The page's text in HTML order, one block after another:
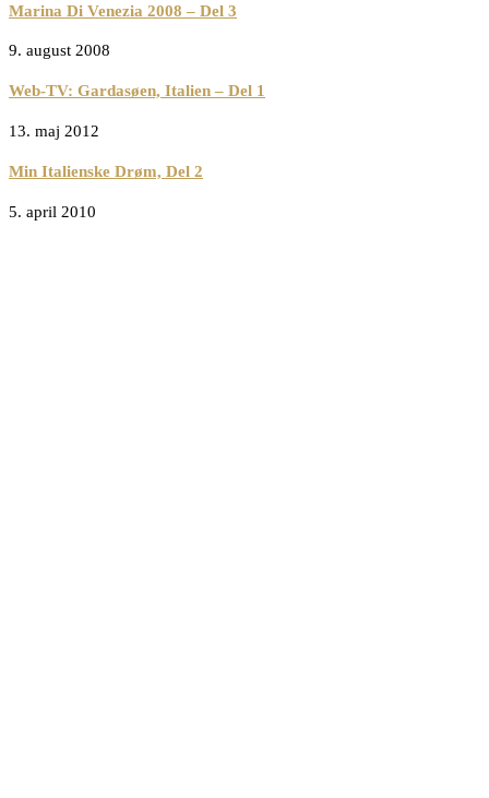
Marina Di Venezia 2008 – Del 3
9. august 2008
Web-TV: Gardasøen, Italien – Del 1
13. maj 2012
Min Italienske Drøm, Del 2
5. april 2010